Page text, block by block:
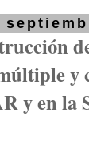
y
y en la